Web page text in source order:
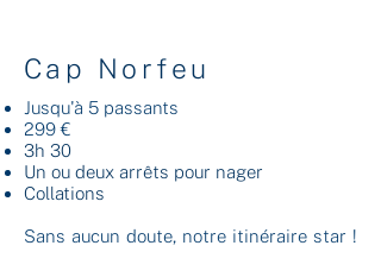
Cap Norfeu
Jusqu'à 5 passants
299 €
3h 30
Un ou deux arrêts pour nager
Collations
Sans aucun doute, notre itinéraire star !